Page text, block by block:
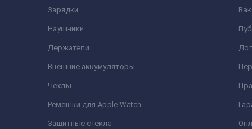
Зарядки
Наушники
Держатели
Внешние аккумуляторы
Чехлы
Ремешки для Apple Watch
Защитные стекла